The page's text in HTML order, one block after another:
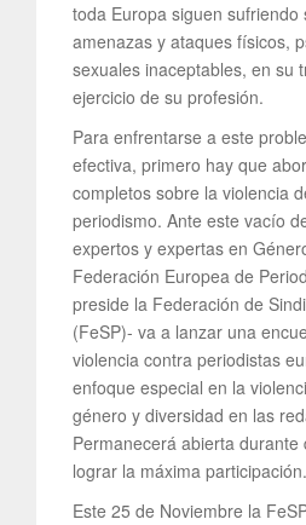
toda Europa siguen sufriendo
amenazas y ataques físicos,
sexuales inaceptables, en su
ejercicio de su profesión.
Para enfrentarse a este
efectiva, primero hay que
completos sobre la violencia
periodismo. Ante este vacío
expertos y expertas en
Federación Europea de
preside la Federación de
(FeSP)- va a lanzar una
violencia contra periodistas
enfoque especial en la
género y diversidad en las
Permanecerá abierta durante
lograr la máxima participación.
Este 25 de Noviembre la